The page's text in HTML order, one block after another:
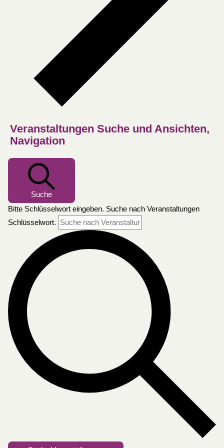
Veranstaltungen Suche und Ansichten,
Navigation
Suche
Bitte Schlüsselwort eingeben. Suche nach Veranstaltungen
Schlüsselwort.